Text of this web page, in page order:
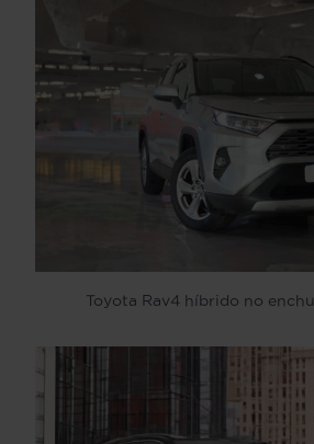
Toyota Rav4 híbrido no